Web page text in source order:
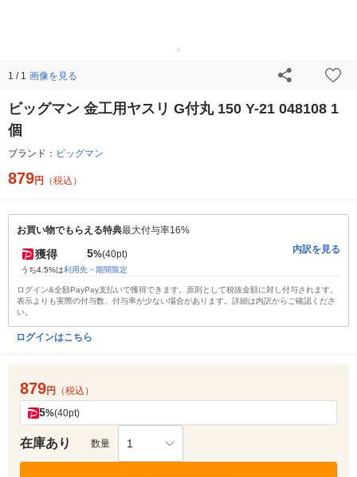
1 / 1 画像を見る
ビッグマン 金工用ヤスリ G付丸 150 Y-21 048108 1
個
ブランド： ビッグマン
879円 （税込）
お買い物でもらえる特典最大付与率16%
獲得 5%(40pt)
うち4.5%は利用先・期間限定
内訳を見る
ログイン&全額PayPay支払いで獲得できます。原則として税抜金額に対し付与されます。
表示よりも実際の付与数、付与率が少ない場合があります。詳細は内訳からご確認くださ
い。
ログインはこちら
879円 （税込）
5%(40pt)
在庫あり 数量 1